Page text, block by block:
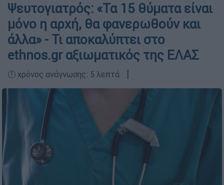
Ψευτογιατρός: «Τα 15 θύματα είναι
μόνο η αρχή, θα φανερωθούν και
άλλα» - Τι αποκαλύπτει στο
ethnos.gr αξιωματικός της ΕΛΑΣ
🕛 χρόνος ανάγνωσης: 5 λεπτά ┋